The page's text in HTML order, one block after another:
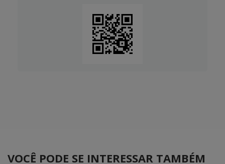
VOCÊ PODE SE INTERESSAR TAMBÉM